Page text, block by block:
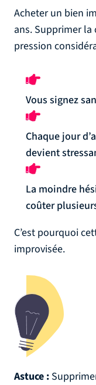
Acheter un bien
ans. Supprimer
pression
Vous signez
Chaque jour
devient
La moindre
coûter
C’est pourquoi
improvisée.
Astuce :